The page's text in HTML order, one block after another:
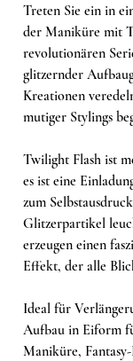
Treten Sie ein in
der Maniküre mit
revolutionären
glitzernder
Kreationen
mutiger Stylings
Twilight Flash ist
es ist eine
zum
Glitzerpartikel
erzeugen einen
Effekt, der alle
Ideal für
Aufbau in Eiform
Maniküre,